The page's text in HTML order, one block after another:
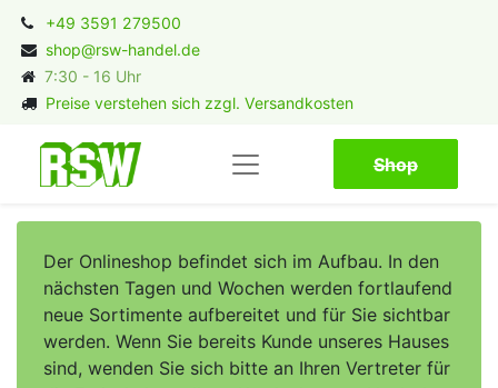
+49 3591 279500
shop@rsw-handel.de
7:30 - 16 Uhr
Preise verstehen sich zzgl. Versandkosten
Shop​​​​
Der Onlineshop befindet sich im Aufbau. In den
nächsten Tagen und Wochen werden fortlaufend
neue Sortimente aufbereitet und für Sie sichtbar
werden. Wenn Sie bereits Kunde unseres Hauses
sind, wenden Sie sich bitte an Ihren Vertreter für